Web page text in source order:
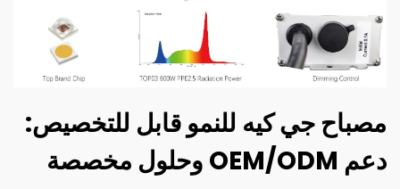
مصباح جي كيه للنمو قابل للتخصيص:
دعم OEM/ODM وحلول مخصصة